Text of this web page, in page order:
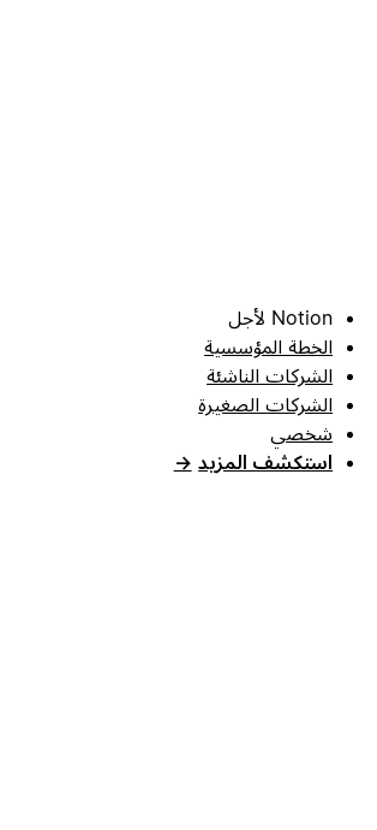
Notion لأجل
الخطة المؤسسية
الشركات الناشئة
الشركات الصغيرة
شخصي
استكشف المزيد →